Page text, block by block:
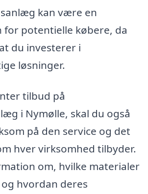
kan være en
potentielle købere, da
du investerer i
løsninger.
tilbud på
i Nymølle, skal du også
på den service og det
hver virksomhed tilbyder.
om, hvilke materialer
hvordan deres